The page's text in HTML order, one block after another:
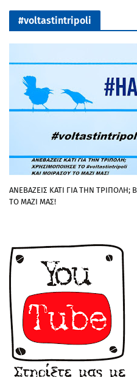
#voltastintripoli
ΑΝΕΒΑΖΕΙΣ ΚΑΤΙ ΓΙΑ ΤΗΝ
ΤΟ ΜΑΖΙ ΜΑΣ!